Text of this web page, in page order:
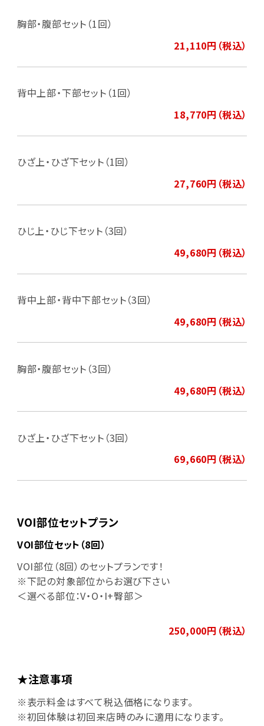
胸部・腹部セット（1回）
21,110円（税込）
背中上部・下部セット（1回）
18,770円（税込）
ひざ上・ひざ下セット（1回）
27,760円（税込）
ひじ上・ひじ下セット（3回）
49,680円（税込）
背中上部・背中下部セット（3回）
49,680円（税込）
胸部・腹部セット（3回）
49,680円（税込）
ひざ上・ひざ下セット（3回）
69,660円（税込）
VOI部位セットプラン
VOI部位セット（8回）
VOI部位（8回）のセットプランです！
※下記の対象部位からお選び下さい
＜選べる部位：V・O・I+臀部＞
250,000円（税込）
★注意事項
※表示料金はすべて税込価格になります。
※初回体験は初回来店時のみに適用になります。